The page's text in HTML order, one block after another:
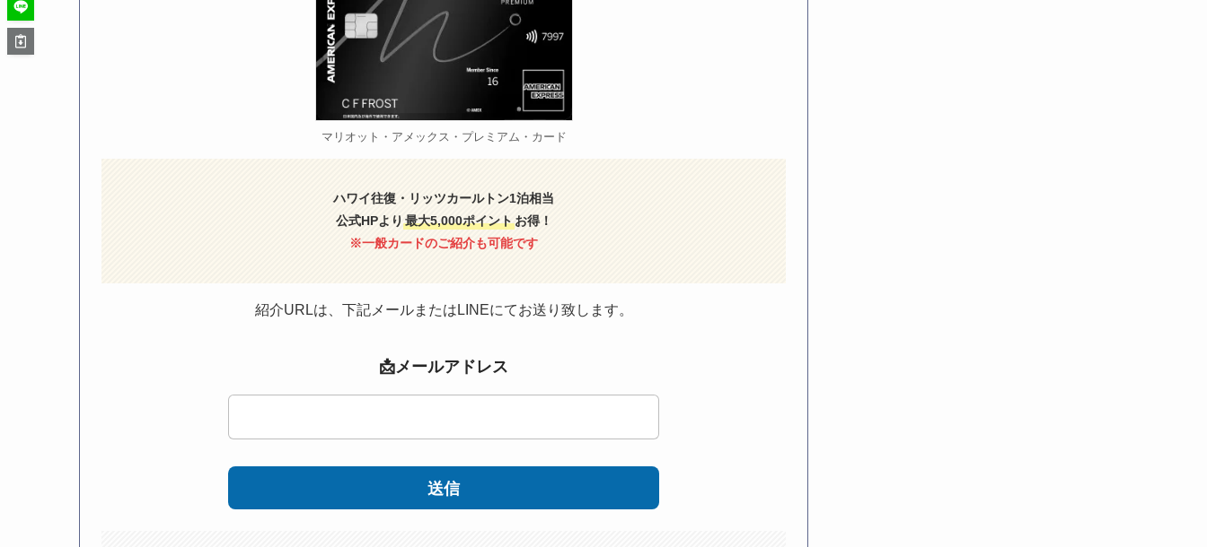
マリオット・アメックス・プレミアム・カード
ハワイ往復・リッツカールトン1泊相当
公式HPより 最大5,000ポイントお得！
※一般カードのご紹介も可能です
紹介URLは、下記メールまたはLINEにてお送り致します。
📩メールアドレス
送信